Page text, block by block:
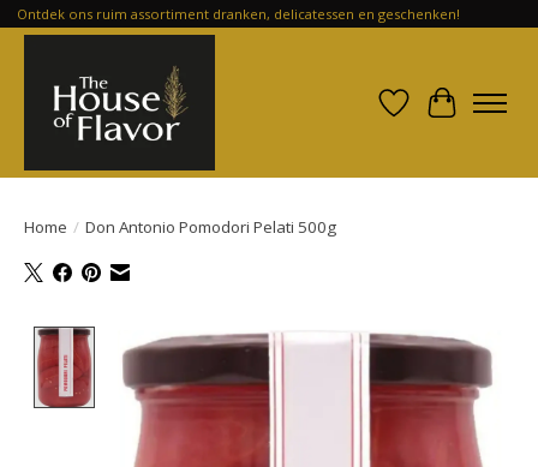
Ontdek ons ruim assortiment dranken, delicatessen en geschenken!
Verlanglijst
Home / Don Antonio Pomodori Pelati 500g
Product image slideshow Items